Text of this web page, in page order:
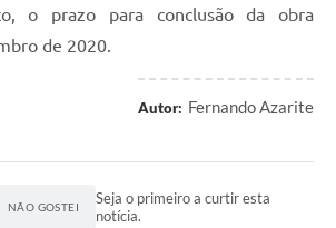
o prazo para conclusão da obra
de 2020.
Autor: Fernando Azarite
NÃO GOSTEI
Seja o primeiro a curtir esta
notícia.